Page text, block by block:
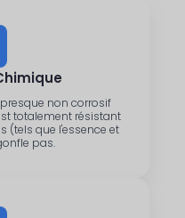
non corrosif
totalement résistant
(tels que l'essence et
pas.